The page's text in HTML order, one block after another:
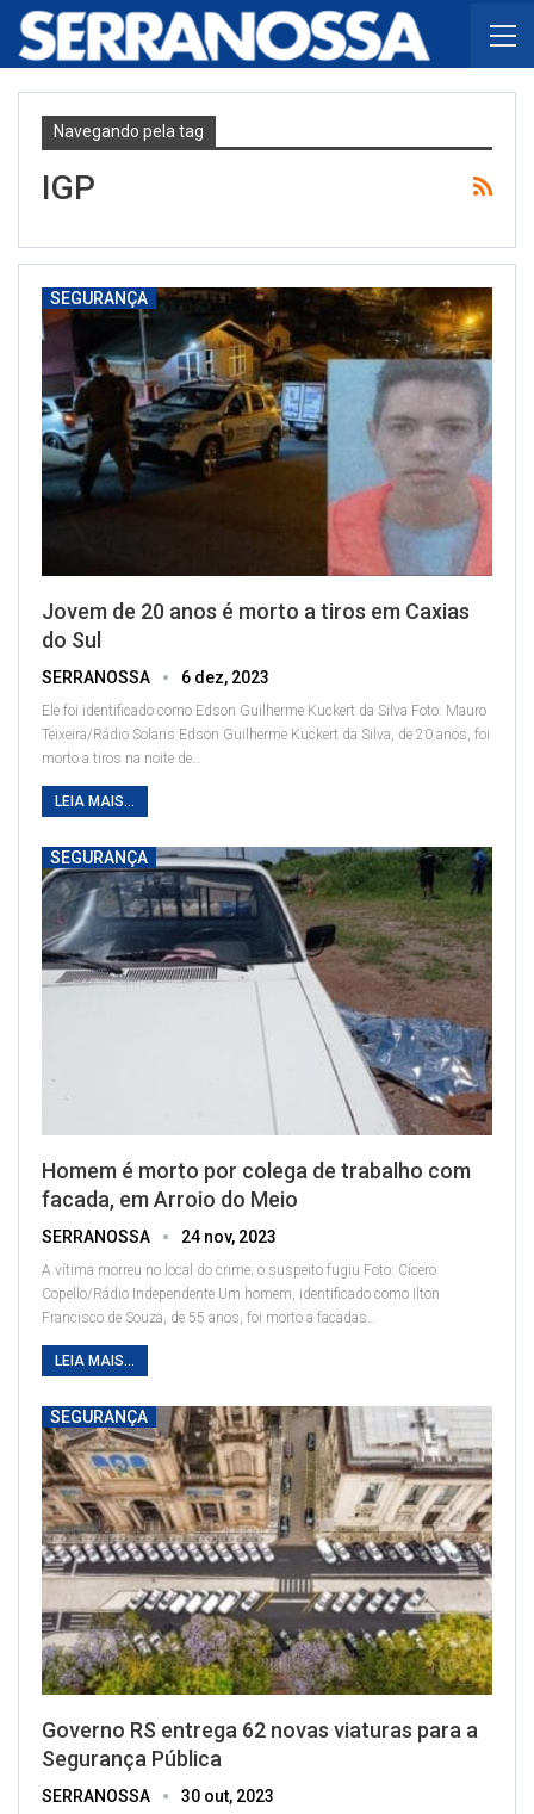
Navegando pela tag
IGP
SEGURANÇA
Jovem de 20 anos é morto a tiros em Caxias
do Sul
SERRANOSSA 6 dez, 2023
Ele foi identificado como Edson Guilherme Kuckert da Silva Foto: Mauro
Teixeira/Rádio Solaris Edson Guilherme Kuckert da Silva, de 20 anos, foi
morto a tiros na noite de…
LEIA MAIS...
SEGURANÇA
Homem é morto por colega de trabalho com
facada, em Arroio do Meio
SERRANOSSA 24 nov, 2023
A vítima morreu no local do crime; o suspeito fugiu Foto: Cícero
Copello/Rádio Independente Um homem, identificado como Ilton
Francisco de Souza, de 55 anos, foi morto a facadas…
LEIA MAIS...
SEGURANÇA
Governo RS entrega 62 novas viaturas para a
Segurança Pública
SERRANOSSA 30 out, 2023